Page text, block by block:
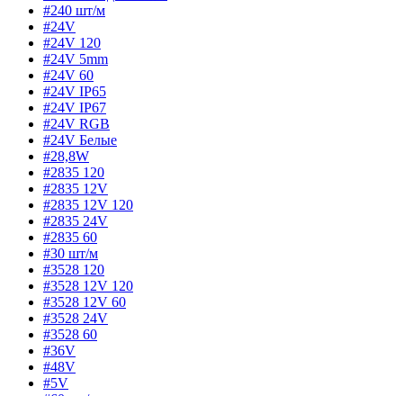
#240 шт/м
#24V
#24V 120
#24V 5mm
#24V 60
#24V IP65
#24V IP67
#24V RGB
#24V Белые
#28,8W
#2835 120
#2835 12V
#2835 12V 120
#2835 24V
#2835 60
#30 шт/м
#3528 120
#3528 12V 120
#3528 12V 60
#3528 24V
#3528 60
#36V
#48V
#5V